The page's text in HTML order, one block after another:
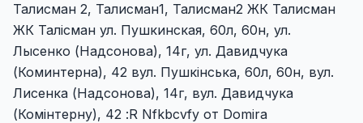
Талисман 2, Талисман1, Талисман2 ЖК Талисман
ЖК Талісман ул. Пушкинская, 60л, 60н, ул.
Лысенко (Надсонова), 14г, ул. Давидчука
(Коминтерна), 42 вул. Пушкінська, 60л, 60н, вул.
Лисенка (Надсонова), 14г, вул. Давидчука
(Комінтерну), 42 :R Nfkbcvfy от Domira